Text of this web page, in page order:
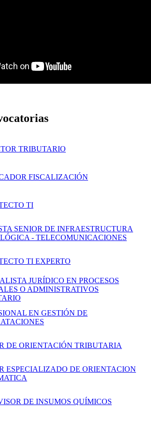
TRIBUTARIO
FISCALIZACIÓN
TI
SENIOR DE INFRAESTRUCTURA
- TELECOMUNICACIONES
TI EXPERTO
JURÍDICO EN PROCESOS
O ADMINISTRATIVOS
EN GESTIÓN DE
DE ORIENTACIÓN TRIBUTARIA
ESPECIALIZADO DE ORIENTACION
DE INSUMOS QUÍMICOS